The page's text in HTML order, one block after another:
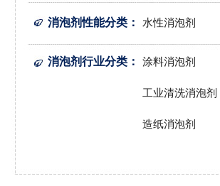
消泡剂性能分类 ： 水性消泡剂
消泡剂行业分类 ： 涂料消泡剂
工业清洗消泡剂
造纸消泡剂